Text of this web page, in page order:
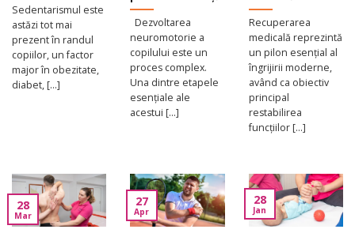
Sedentarismul este
astăzi tot mai
prezent în randul
copiilor, un factor
major în obezitate,
diabet, [...]
Dezvoltarea
neuromotorie a
copilului este un
proces complex.
Una dintre etapele
esențiale ale
acestui [...]
Recuperarea
medicală reprezintă
un pilon esențial al
îngrijirii moderne,
având ca obiectiv
principal
restabilirea
funcțiilor [...]
28
Mar
27
Apr
28
Jan